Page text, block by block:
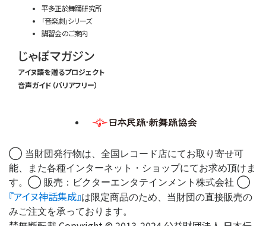
平多正於舞踊研究所
「音楽劇」シリーズ
講習会のご案内
じゃぽマガジン
アイヌ語を贈るプロジェクト
音声ガイド（バリアフリー）
◯ 当財団発行物は、全国レコード店にてお取り寄せ可
能、また各種インターネット・ショップにてお求め頂けま
す。◯ 販売：ビクターエンタテインメント株式会社 ◯
『アイヌ神話集成』は限定商品のため、当財団の直接販売の
みご注文を承っております。